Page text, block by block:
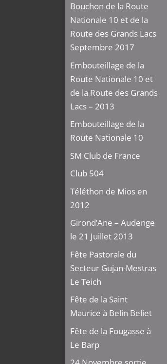
Bouchon de la Route
Nationale 10 et de la
Route des Grands Lacs
Septembre 2017
Embouteillage de la
Route Nationale 10 et
de la Route des Grands
Lacs – 2013
Embouteillage de la
Route Nationale 10
SM Club de France
Club 504
Téléthon de Mios en
2012
Girond’Ane – Audenge
le 21 Juillet 2013
Fête Pastorale du
Secteur Gujan-Mestras
Le Teich
Fête de la Saint
Maurice à Belin Beliet
Fête de la Fougasse à
Le Barp